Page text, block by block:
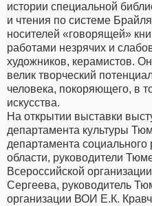
истории специальной
и чтения по системе
носителей «говорящей»
работами незрячих и
художников, керамистов.
велик творческий
человека, покоряющего, в
искусства.
На открытии выставки
департамента культуры
департамента
области, руководители
Всероссийской
Сергеева, руководитель
организации ВОИ Е.К.